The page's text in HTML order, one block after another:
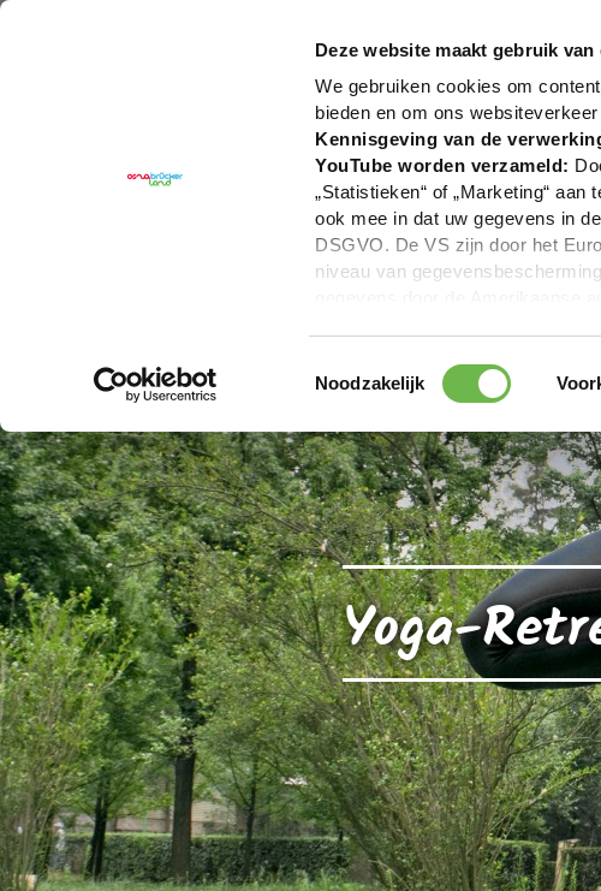
Deze website maakt gebruik van
We gebruiken cookies om
bieden en om ons
Kennisgeving van de
YouTube worden verzameld:
„Statistieken“ of „Marketing“
ook mee in dat uw gegevens in
DSGVO. De VS zijn door het
niveau van
overdracht niet plaatsvinden.
We geven u hier graag meer
Toestemmingsselectie
Noodzakelijk
Yoga-